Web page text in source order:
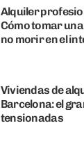
Alquiler
Cómo tomar
no morir en el
Viviendas de
Barcelona: el
tensionadas